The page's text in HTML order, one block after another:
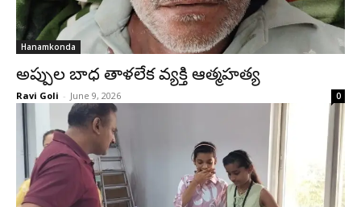
Hanamkonda
అప్పుల బాధ తాళలేక వ్యక్తి ఆత్మహత్య
Ravi Goli - June 9, 2026 0